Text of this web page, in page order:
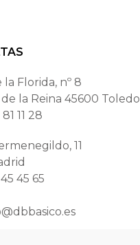
la Florida, nº 8
la Reina 45600 Toledo
11 28
11
45 65